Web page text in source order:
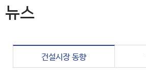
뉴스
건설시장 동향